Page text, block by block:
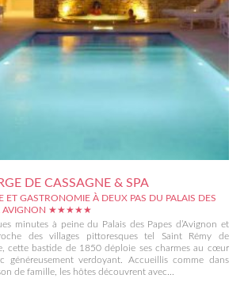
DE CASSAGNE & SPA
ET GASTRONOMIE À DEUX PAS DU PALAIS DES
À AVIGNON ★★★★★
minutes à peine du Palais des Papes d’Avignon et
des villages pittoresques tel Saint Rémy de
cette bastide de 1850 déploie ses charmes au cœur
généreusement verdoyant. Accueillis comme dans
de famille, les hôtes découvrent avec...